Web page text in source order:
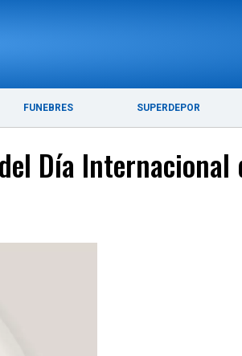
FUNEBRES SUPERDEPOR
MADRYN
Día Internacional